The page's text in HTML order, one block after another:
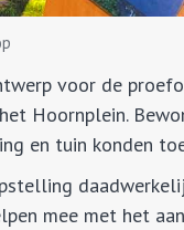
voor de
Hoornplein.
en tuin konden
mee met het